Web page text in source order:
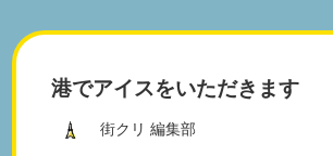
港でアイスをいただきます
街クリ 編集部